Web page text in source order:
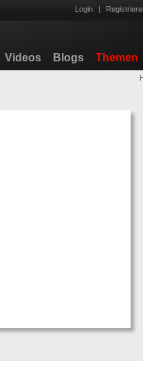
Login |
Videos Blogs Themen